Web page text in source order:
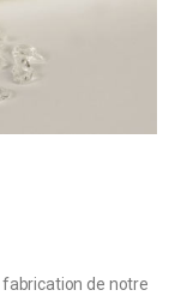
fabrication de notre